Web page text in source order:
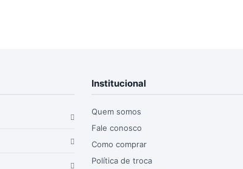
Institucional
Quem somos
Fale conosco
Como comprar
Política de troca